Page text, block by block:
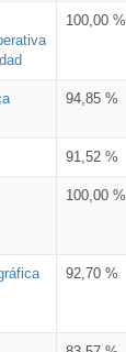
100,00 %
94,85 %
91,52 %
100,00 %
92,70 %